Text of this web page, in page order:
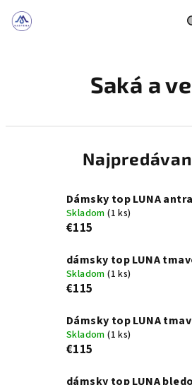
obsah
Saká a
Dámsky top LUNA
Skladom(1 ks)
€115
dámsky top LUNA
Skladom(1 ks)
€115
Dámsky top LUNA
Skladom(1 ks)
€115
dámsky top LUNA